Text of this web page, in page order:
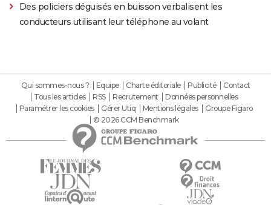
Des policiers déguisés en buisson verbalisent les
conducteurs utilisant leur téléphone au volant
Qui sommes-nous ? Equipe Charte éditoriale Publicité
Contact
Tous les articles
RSS Recrutement
Données personnelles
Paramétrer les cookies
Gérer Utiq Mentions légales
Groupe Figaro
© 2026 CCM Benchmark